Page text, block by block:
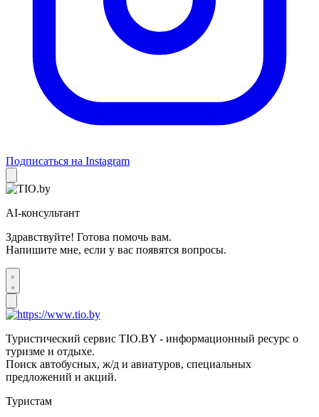
Подписаться на Instagram
AI-консультант
Здравствуйте! Готова помочь вам.
Напишите мне, если у вас появятся вопросы.
Туристический сервис TIO.BY - информационный ресурс о
туризме и отдыхе.
Поиск автобусных, ж/д и авиатуров, специальных
предложений и акций.
Туристам